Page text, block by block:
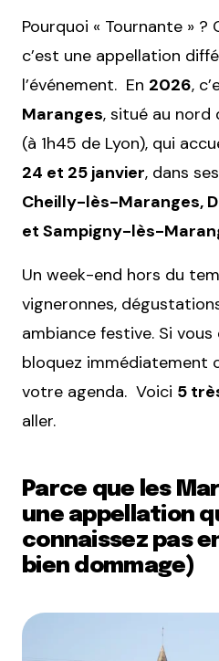
Pourquoi « Tournante » ?
c’est une appellation
l’événement. En 2026,
Maranges, situé au nord
(à 1h45 de Lyon), qui
24 et 25 janvier, dans
Cheilly-lès-Maranges,
et Sampigny-lès-
Un week-end hors du
vigneronnes,
ambiance festive. Si
bloquez immédiatement
votre agenda. Voici 5
aller.
Parce que les
une appellation
connaissez pas
bien dommage)